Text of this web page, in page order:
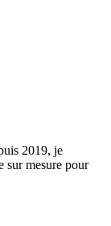
2019, je
sur mesure pour